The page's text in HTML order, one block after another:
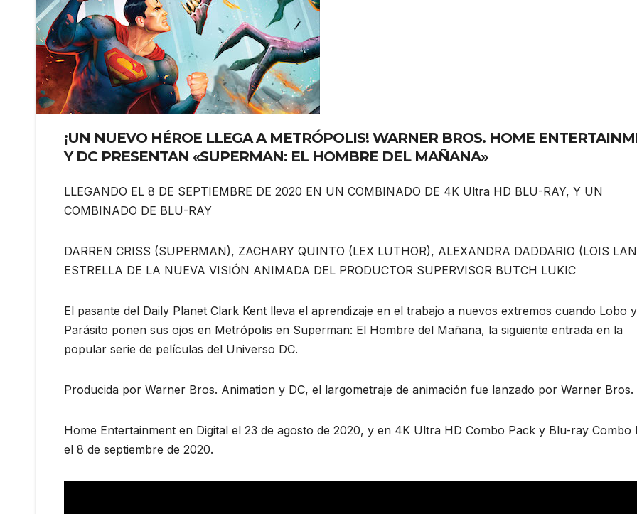
¡UN NUEVO HÉROE LLEGA A METRÓPOLIS! WARNER BROS. HOME
Y DC PRESENTAN «SUPERMAN: EL HOMBRE DEL MAÑANA»
LLEGANDO EL 8 DE SEPTIEMBRE DE 2020 EN UN COMBINADO DE 4K Ultra HD BLU-RAY, Y UN
COMBINADO DE BLU-RAY
DARREN CRISS (SUPERMAN), ZACHARY QUINTO (LEX LUTHOR), ALEXANDRA DADDARIO (LOIS
ESTRELLA DE LA NUEVA VISIÓN ANIMADA DEL PRODUCTOR SUPERVISOR BUTCH LUKIC
El pasante del Daily Planet Clark Kent lleva el aprendizaje en el trabajo a nuevos extremos cuando Lobo y
Parásito ponen sus ojos en Metrópolis en Superman: El Hombre del Mañana, la siguiente entrada en la
popular serie de películas del Universo DC.
Producida por Warner Bros. Animation y DC, el largometraje de animación fue lanzado por Warner Bros.
Home Entertainment en Digital el 23 de agosto de 2020, y en 4K Ultra HD Combo Pack y Blu-ray Combo
el 8 de septiembre de 2020.